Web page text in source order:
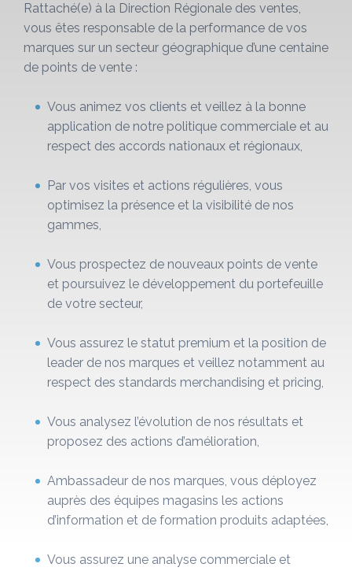
Rattaché(e) à la Direction Régionale des ventes,
vous êtes responsable de la performance de vos
marques sur un secteur géographique d’une centaine
de points de vente :
Vous animez vos clients et veillez à la bonne
application de notre politique commerciale et au
respect des accords nationaux et régionaux,
Par vos visites et actions régulières, vous
optimisez la présence et la visibilité de nos
gammes,
Vous prospectez de nouveaux points de vente
et poursuivez le développement du portefeuille
de votre secteur,
Vous assurez le statut premium et la position de
leader de nos marques et veillez notamment au
respect des standards merchandising et pricing,
Vous analysez l’évolution de nos résultats et
proposez des actions d’amélioration,
Ambassadeur de nos marques, vous déployez
auprès des équipes magasins les actions
d’information et de formation produits adaptées,
Vous assurez une analyse commerciale et